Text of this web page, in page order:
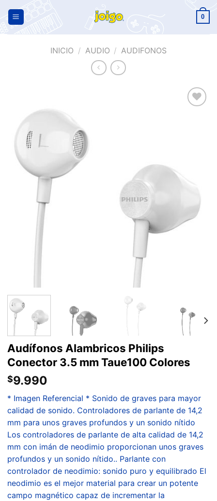
0
INICIO / AUDIO / AUDIFONOS
Audífonos Alambricos Philips
Conector 3.5 mm Taue100 Colores
$9.990
* Imagen Referencial * Sonido de graves para mayor
calidad de sonido. Controladores de parlante de 14,2
mm para unos graves profundos y un sonido nítido
Los controladores de parlante de alta calidad de 14,2
mm con imán de neodimio proporcionan unos graves
profundos y un sonido nítido.. Parlante con
controlador de neodimio: sonido puro y equilibrado El
neodimio es el mejor material para crear un potente
campo magnético capaz de incrementar la